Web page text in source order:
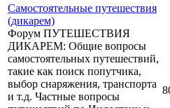
Самостоятельные путешествия
(дикарем)
Форум ПУТЕШЕСТВИЯ
ДИКАРЕМ: Общие вопросы
самостоятельных путешествий,
такие как поиск попутчика,
выбор снаряжения, транспорта
и т.д. Частные вопросы